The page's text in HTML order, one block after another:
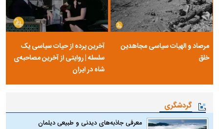
مرصاد و الهیات سیاسی مجاهدین
خلق
آخرین پرده از حیات سیاسی یک
سلسله | روایتی از آخرین مصاحبه‌ی
شاه در ایران
گردشگری
معرفی جاذبه‌های دیدنی و طبیعی دیلمان